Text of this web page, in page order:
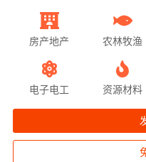
房产地产 农林牧渔
电子电工 资源材料